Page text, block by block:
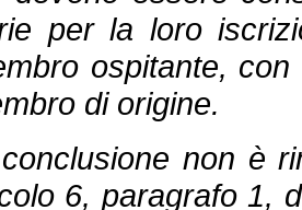
per la loro
ospitante,
di origine.
non è
6, paragrafo 1,